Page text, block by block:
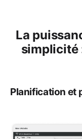
La
simplicité
Planification et